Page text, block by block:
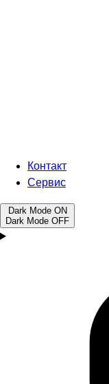
Контакт
Сервис
Dark Mode ON
Dark Mode OFF